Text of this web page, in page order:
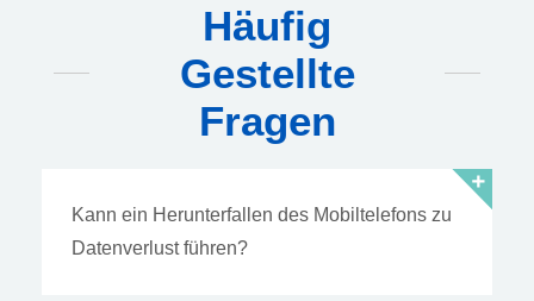
Häufig
Gestellte
Fragen
Kann ein Herunterfallen des Mobiltelefons zu
Datenverlust führen?